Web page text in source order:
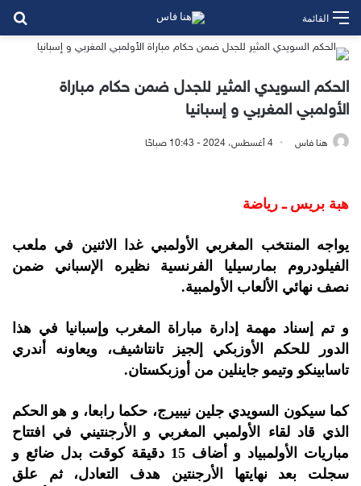
القائمة
الحكم السويدي المثير للجدل ضمن حكام مباراة
الأولمبي المغربي و إسبانيا
هنا فاس 4 أغسطس، 2024 - 10:43 صباحًا
هبة بريس ـ رياضة
يواجه المنتخب المغربي الأولمبي غدا الاثنين في ملعب
الفيلودروم بمارسيليا الفرنسية نظيره الإسباني ضمن
نصف نهائي الألعاب الأولمبية.
و تم إسناد مهمة إدارة مباراة المغرب وإسبانيا في هذا
الدور للحكم الأوزبكي إلجيز تانتاشيف، ويعاونه أندري
تاسابينكو وتيمو جاينلين من أوزبكستان.
كما سيكون السويدي جلين نيبيرج، حكما رابعا، و هو الحكم
الذي قاد لقاء الأولمبي المغربي و الأرجنتيني في افتتاح
مباريات الأولمبياد و أضاف 15 دقيقة كوقت بدل ضائع و
سجلت بعد نهايتها الأرجنتين هدف التعادل، ثم علق